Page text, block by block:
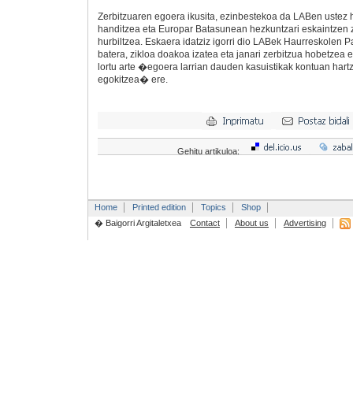
Zerbitzuaren egoera ikusita, ezinbestekoa da LABen ustez
handitzea eta Europar Batasunean hezkuntzari eskaintzen
hurbiltzea. Eskaera idatziz igorri dio LABek Haurreskolen
batera, zikloa doakoa izatea eta janari zerbitzua hobetzea
lortu arte �egoera larrian dauden kasuistikak kontuan
egokitzea� ere.
Gehitu artikuloa:
Home Printed edition Topics
Shop
� Baigorri Argitaletxea
Contact About us Advertising